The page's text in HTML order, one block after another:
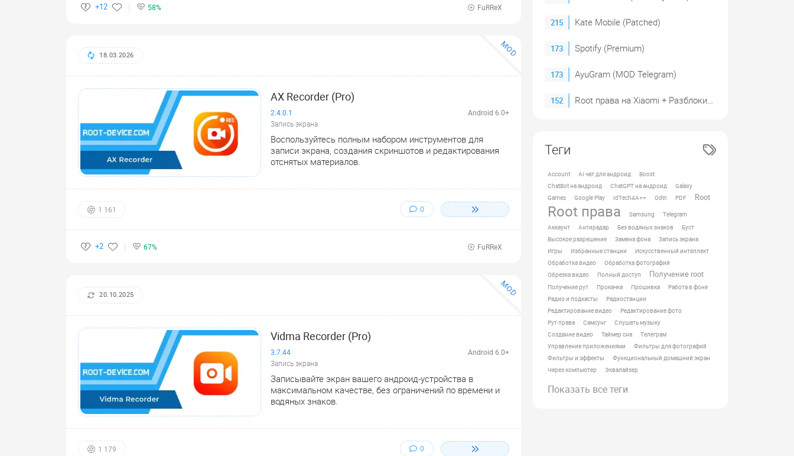
+12 58% FuRReX
MOD
18.03.2026
AX Recorder (Pro)
2.4.0.1 Android 6.0+
Запись экрана
Воспользуйтесь полным набором инструментов для
записи экрана, создания скриншотов и редактирования
отснятых материалов.
1 161 0
+2 67% FuRReX
MOD
20.10.2025
Vidma Recorder (Pro)
3.7.44 Android 6.0+
Запись экрана
Записывайте экран вашего андроид-устройства в
максимальном качестве, без ограничений по времени и
водяных знаков.
1 179 0
215 Kate Mobile (Patched)
173 Spotify (Premium)
173 AyuGram (MOD Telegram)
152 Root права на Xiaomi + Разблокировка загрузчика (2023)
Теги
Account AI чат для андроид
Boost
ChatBot на андроид
ChatGPT на андроид
Galaxy
Games
Google Play IdTech4A++ Odin PDF Root
Root права Samsung
Telegram
Аккаунт
Антирадар Без водяных знаков
Буст
Высокое разрешение
Замена фона
Запись экрана
Игры
Избранные станции
Искусственный интеллект
Обработка видео
Обработка фотографий
Обрезка видео
Полный доступ Получение root
Получение рут Прокачка Прошивка
Работа в фоне
Радио и подкасты
Радиостанции
Редактирование видео
Редактирование фото
Рут права
Самсунг
Слушать музыку
Создание видео
Таймер сна
Телеграм
Управление приложениями
Фильтры для фотографий
Фильтры и эффекты
Функциональный домашний экран
Через компьютер
Эквалайзер
Показать все теги